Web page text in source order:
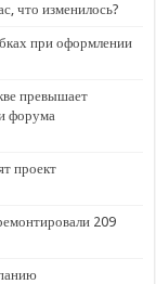
что изменилось?
при оформлении
превышает
форума
проект
209